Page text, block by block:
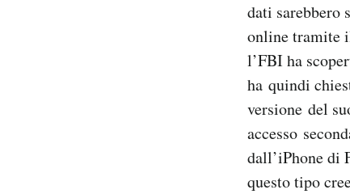
dati
online tramite
l’FBI ha
ha quindi
versione del
accesso
dall’iPhone di
questo tipo